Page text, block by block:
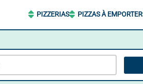
PIZZERIAS PIZZAS À EMPORTER